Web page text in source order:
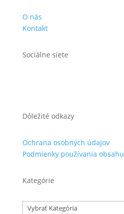
O nás
Kontakt
Sociálne siete
Dôležité odkazy
Ochrana osobných údajov
Podmienky používania obsahu
Kategórie
Kategórie